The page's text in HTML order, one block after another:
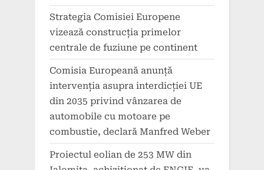
Strategia Comisiei Europene
vizează construcția primelor
centrale de fuziune pe continent
Comisia Europeană anunță
intervenția asupra interdicției UE
din 2035 privind vânzarea de
automobile cu motoare pe
combustie, declară Manfred Weber
Proiectul eolian de 253 MW din